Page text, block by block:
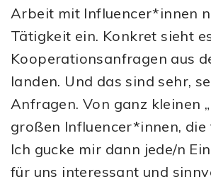
Arbeit mit Influencer*innen
Tätigkeit ein. Konkret sieht
Kooperationsanfragen aus
landen. Und das sind sehr,
Anfragen. Von ganz kleinen
großen Influencer*innen,
Ich gucke mir dann jede/n
für uns interessant und